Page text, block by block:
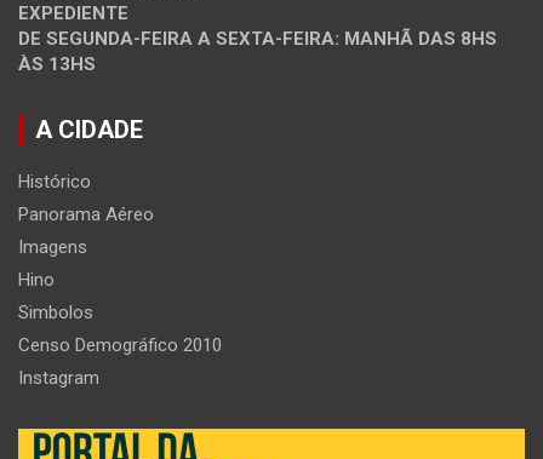
EXPEDIENTE
DE SEGUNDA-FEIRA A SEXTA-FEIRA: MANHÃ DAS 8HS
ÀS 13HS
A CIDADE
Histórico
Panorama Aéreo
Imagens
Hino
Simbolos
Censo Demográfico 2010
Instagram